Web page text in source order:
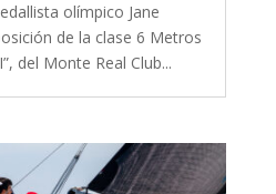
olímpico Jane
de la clase 6 Metros
del Monte Real Club...